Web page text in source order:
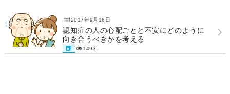
2017年9月16日
認知症の人の心配ごとと不安にどのように
向き合うべきかを考える
1493